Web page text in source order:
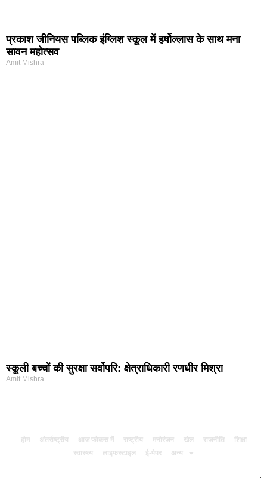
प्रकाश जीनियस पब्लिक इंग्लिश स्कूल में हर्षोल्लास के साथ मना
सावन महोत्सव
Amit Mishra
स्कूली बच्चों की सुरक्षा सर्वोपरि: क्षेत्राधिकारी रणधीर मिश्रा
Amit Mishra
होम अंतर्राष्ट्रीय आज फोकस में राष्ट्रीय मनोरंजन खेल राजनीति
शिक्षा
स्वास्थ्य
लाइफस्टाइल ई-पेपर अन्य